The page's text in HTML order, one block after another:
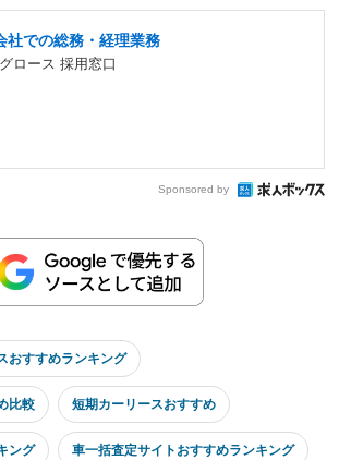
社での総務・経理業務
ロース 採用窓口
Sponsored by
おすすめランキング
比較 短期カーリースおすすめ
ング 車一括査定サイトおすすめランキング